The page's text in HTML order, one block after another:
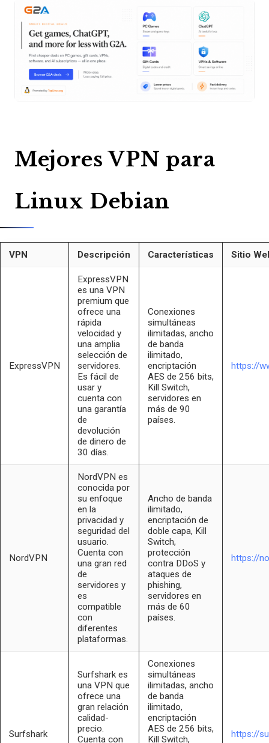
Mejores VPN para
Linux Debian
VPN Descripción Características Sitio
ExpressVPN
ExpressVPN
es una VPN
premium que
ofrece una
rápida
velocidad y
una amplia
selección de
servidores.
Es fácil de
usar y
cuenta con
una garantía
de
devolución
de dinero de
30 días.
Conexiones
simultáneas
ilimitadas, ancho
de banda
ilimitado,
encriptación
AES de 256 bits,
Kill Switch,
servidores en
más de 90
países.
https://
NordVPN
NordVPN es
conocida por
su enfoque
en la
privacidad y
seguridad del
usuario.
Cuenta con
una gran red
de
servidores y
es
compatible
con
diferentes
plataformas.
Ancho de banda
ilimitado,
encriptación de
doble capa, Kill
Switch,
protección
contra DDoS y
ataques de
phishing,
servidores en
más de 60
países.
https://
Surfshark
Surfshark es
una VPN que
ofrece una
gran relación
calidad-
precio.
Cuenta con
Conexiones
simultáneas
ilimitadas, ancho
de banda
ilimitado,
encriptación
AES de 256 bits,
Kill Switch,
https://